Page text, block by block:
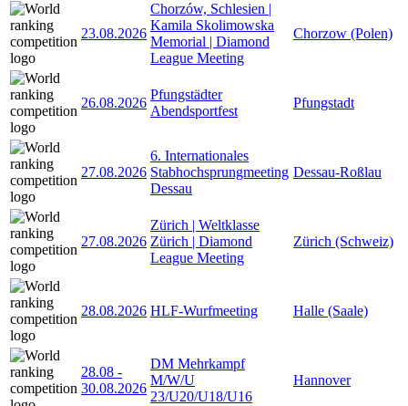
23.08.2026
Chorzów, Schlesien |
Kamila Skolimowska
Memorial | Diamond
League Meeting
Chorzow (Polen)
26.08.2026
Pfungstädter
Abendsportfest
Pfungstadt
27.08.2026
6. Internationales
Stabhochsprungmeeting
Dessau
Dessau-Roßlau
27.08.2026
Zürich | Weltklasse
Zürich | Diamond
League Meeting
Zürich (Schweiz)
28.08.2026 HLF-Wurfmeeting Halle (Saale)
28.08 -
30.08.2026
DM Mehrkampf
M/W/U
23/U20/U18/U16
Hannover